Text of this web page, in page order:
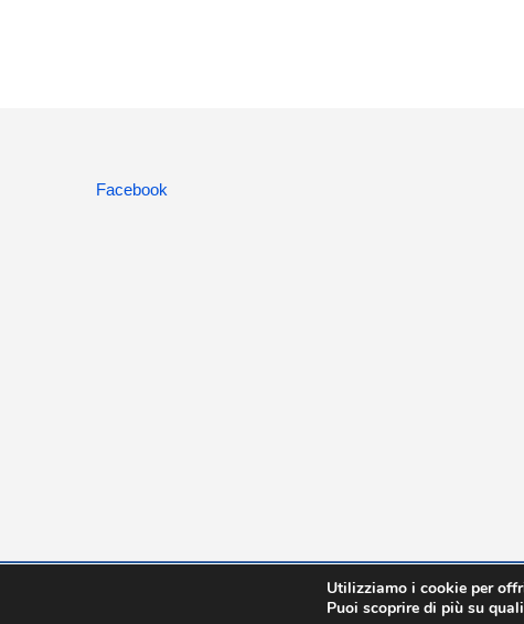
Facebook
Utilizziamo i cookie per
Puoi scoprire di più su